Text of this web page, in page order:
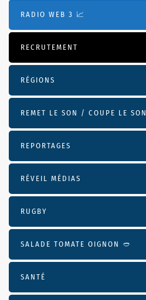
RADIO WEB 3 📈
RECRUTEMENT
RÉGIONS
REMET LE SON / COUPE LE SON
REPORTAGES
RÉVEIL MÉDIAS
RUGBY
SALADE TOMATE OIGNON 🥙
SANTÉ